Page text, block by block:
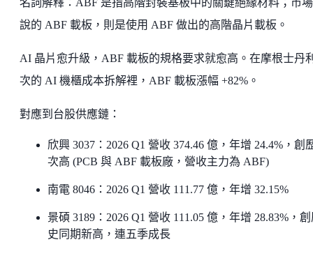
名詞解釋：ABF 是指高階封裝基板中的關鍵絕緣材料；市
說的 ABF 載板，則是使用 ABF 做出的高階晶片載板。
AI 晶片愈升級，ABF 載板的規格要求就愈高。在摩根士丹
次的 AI 機櫃成本拆解裡，ABF 載板漲幅 +82%。
對應到台股供應鏈：
欣興 3037：2026 Q1 營收 374.46 億，年增 24.4%，創
次高 (PCB 與 ABF 載板廠，營收主力為 ABF)
南電 8046：2026 Q1 營收 111.77 億，年增 32.15%
景碩 3189：2026 Q1 營收 111.05 億，年增 28.83%，
史同期新高，連五季成長